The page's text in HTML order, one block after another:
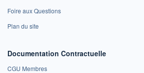
Foire aux Questions
Plan du site
Documentation Contractuelle
CGU Membres